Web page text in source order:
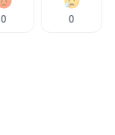
0 0